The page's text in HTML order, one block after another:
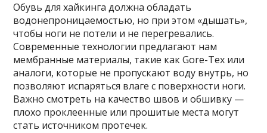
Обувь для хайкинга должна обладать
водонепроницаемостью, но при этом «дышать»,
чтобы ноги не потели и не перегревались.
Современные технологии предлагают нам
мембранные материалы, такие как Gore-Tex или
аналоги, которые не пропускают воду внутрь, но
позволяют испаряться влаге с поверхности ноги.
Важно смотреть на качество швов и обшивку —
плохо проклеенные или прошитые места могут
стать источником протечек.